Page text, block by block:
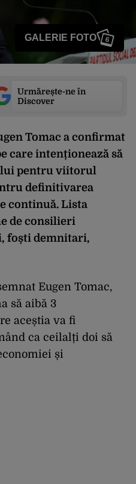
GALERIE FOTO 6
Urmărește-ne în
Discover
Tomac a confirmat
care intenționează să
pentru viitorul
definitivarea
continuă. Lista
de consilieri
foști demnitari,
Eugen Tomac,
să aibă 3
aceștia va fi
ca ceilalți doi să
și